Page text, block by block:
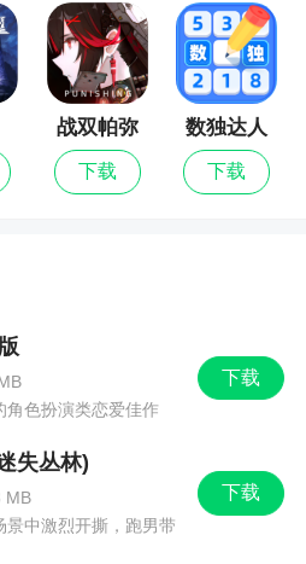
的不错，原奇迹后这个应该
直出各种需要砸钱的项目…
合吧。希望把那些乱七八糟
说句实话是自己愿意，人心
钱的直购，技术很不负责任
客服，就算没有补偿，不
什么后话都没有，石沉大
还有所有的直购，你才买
活动巨便宜，一个68块能
游戏材料保值度为0。花钱性
玩是最明智的选择
战双帕弥
什
下载
数独达人
下载
下载
角色扮演类恋爱佳作
下载
失丛林)
MB
景中激烈开撕，跑男带